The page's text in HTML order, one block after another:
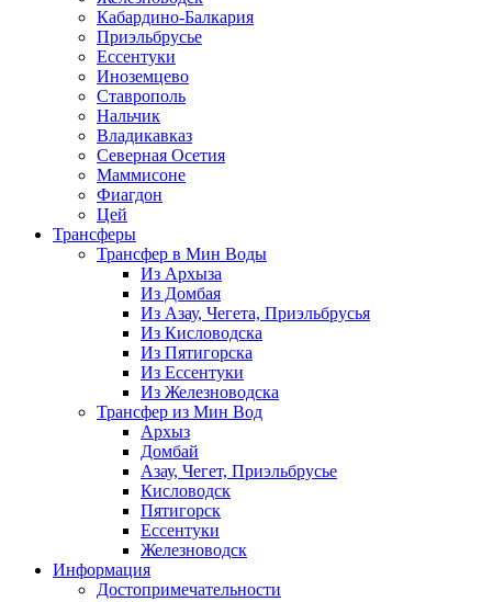
Кабардино-Балкария
Приэльбрусье
Ессентуки
Иноземцево
Ставрополь
Нальчик
Владикавказ
Северная Осетия
Маммисоне
Фиагдон
Цей
Трансферы
Трансфер в Мин Воды
Из Архыза
Из Домбая
Из Азау, Чегета, Приэльбрусья
Из Кисловодска
Из Пятигорска
Из Ессентуки
Из Железноводска
Трансфер из Мин Вод
Архыз
Домбай
Азау, Чегет, Приэльбрусье
Кисловодск
Пятигорск
Ессентуки
Железноводск
Информация
Достопримечательности